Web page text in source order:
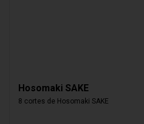
Hosomaki SAKE
8 cortes de Hosomaki SAKE